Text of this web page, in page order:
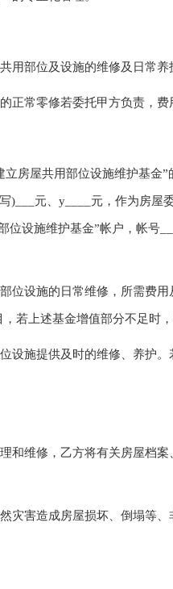
部位及设施的维修及日常养
常零修若委托甲方负责，费
屋共用部位设施维护基金”
)___元、y____元，作为房屋
位设施维护基金”帐户，帐号
设施的日常维修，所需费用
若上述基金增值部分不足时
施提供及时的维修、养护。
维修，乙方将有关房屋档案
害造成房屋损坏、倒塌等、